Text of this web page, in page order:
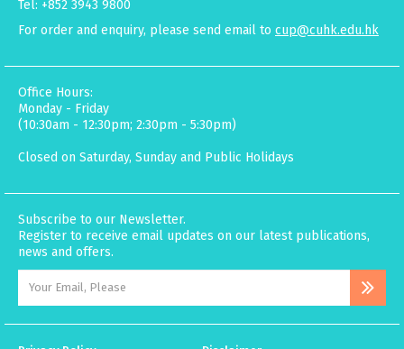
Tel: +852 3943 9800
For order and enquiry, please send email to cup@cuhk.edu.hk
Office Hours:
Monday - Friday
(10:30am - 12:30pm; 2:30pm - 5:30pm)
Closed on Saturday, Sunday and Public Holidays
Subscribe to our Newsletter.
Register to receive email updates on our latest publications,
news and offers.